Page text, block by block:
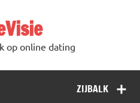
op online dating
ZIJBALK